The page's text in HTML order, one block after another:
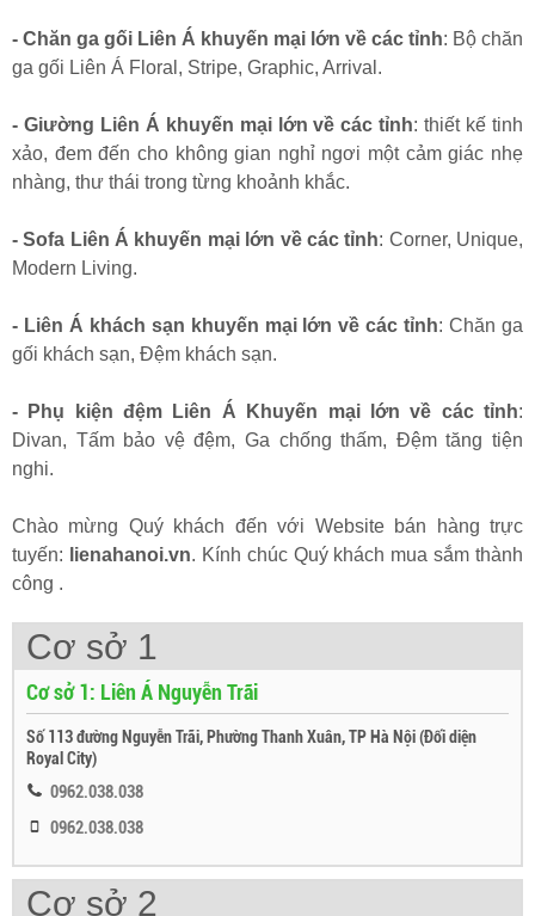
- Chăn ga gối Liên Á khuyến mại lớn về các tỉnh: Bộ chăn
ga gối Liên Á Floral, Stripe, Graphic, Arrival.
- Giường Liên Á khuyến mại lớn về các tỉnh: thiết kế tinh
xảo, đem đến cho không gian nghỉ ngơi một cảm giác nhẹ
nhàng, thư thái trong từng khoảnh khắc.
- Sofa Liên Á khuyến mại lớn về các tỉnh: Corner, Unique,
Modern Living.
- Liên Á khách sạn khuyến mại lớn về các tỉnh: Chăn ga
gối khách sạn, Đệm khách sạn.
- Phụ kiện đệm Liên Á Khuyến mại lớn về các tỉnh:
Divan, Tấm bảo vệ đệm, Ga chống thấm, Đệm tăng tiện
nghi.
Chào mừng Quý khách đến với Website bán hàng trực
tuyến:
lienahanoi.vn. Kính chúc Quý khách mua sắm thành
công .
Cơ sở 1
Cơ sở 1: Liên Á Nguyễn Trãi
Số 113 đường Nguyễn Trãi, Phường Thanh Xuân, TP Hà Nội (Đối diện
Royal City)
0962.038.038
0962.038.038
Cơ sở 2